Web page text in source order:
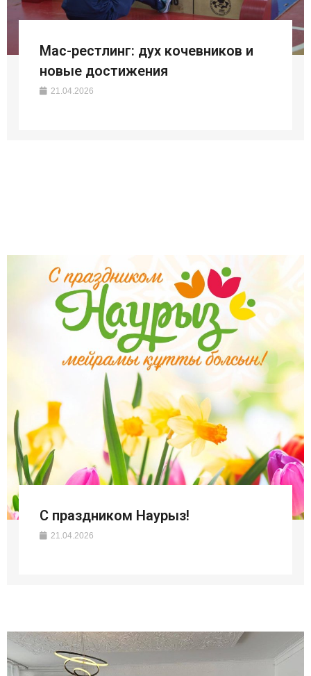
Мас-рестлинг: дух кочевников и
новые достижения
21.04.2026
С праздником Наурыз!
21.04.2026